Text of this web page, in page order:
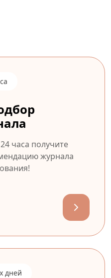
часа получите
журнала
дней